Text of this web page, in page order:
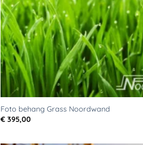
Foto behang Grass Noordwand
€395,00